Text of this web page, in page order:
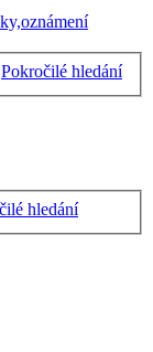
Pokročilé hledání
hledání